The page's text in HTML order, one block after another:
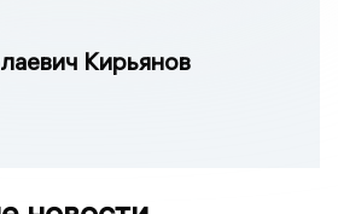
Кирьянов